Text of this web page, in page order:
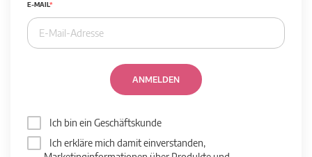
E-MAIL
ANMELDEN
Ich bin ein Geschäftskunde
Ich erkläre mich damit einverstanden,